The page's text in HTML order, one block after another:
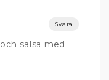
Svara
salsa med